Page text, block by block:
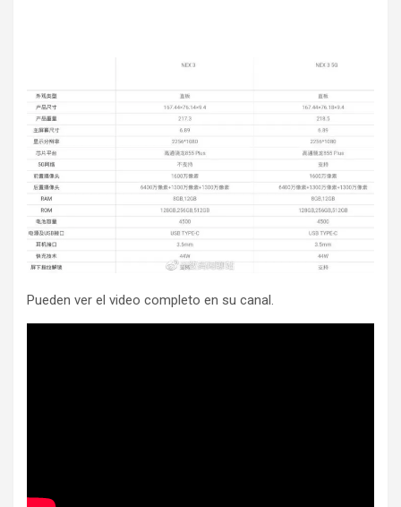
Pueden ver el video completo en su canal.